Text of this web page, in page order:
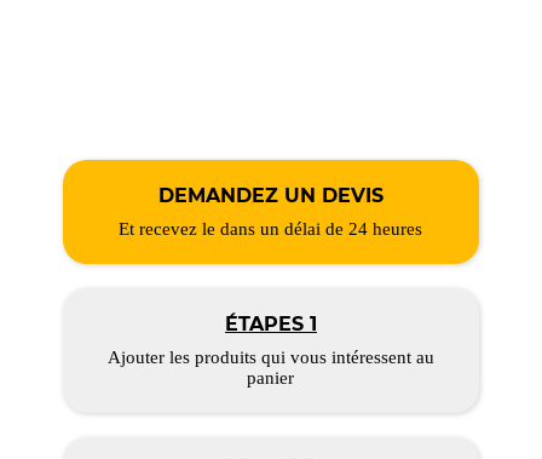
DEMANDEZ UN DEVIS
Et recevez le dans un délai de 24 heures
ÉTAPES 1
Ajouter les produits qui vous intéressent au
panier